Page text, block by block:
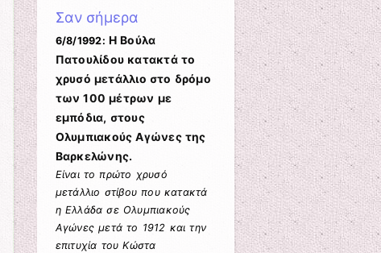
this
page
Σαν σήμερα
6/8/1992: Η Βούλα
Πατουλίδου κατακτά το
χρυσό μετάλλιο στο δρόμο
των 100 μέτρων με
εμπόδια, στους
Ολυμπιακούς Αγώνες της
Βαρκελώνης.
Είναι το πρώτο χρυσό
μετάλλιο στίβου που κατακτά
η Ελλάδα σε Ολυμπιακούς
Αγώνες μετά το 1912 και την
επιτυχία του Κώστα